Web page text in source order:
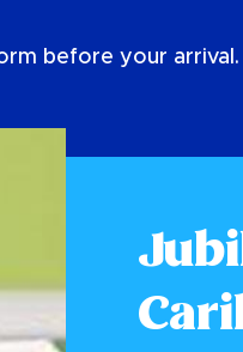
before your arrival.